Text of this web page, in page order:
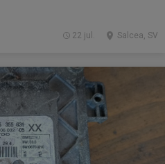
Salcea, SV
22 jul.